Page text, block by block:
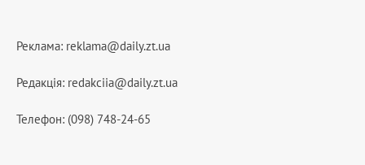
Реклама: reklama@daily.zt.ua
Редакція: redakciia@daily.zt.ua
Телефон: (098) 748-24-65